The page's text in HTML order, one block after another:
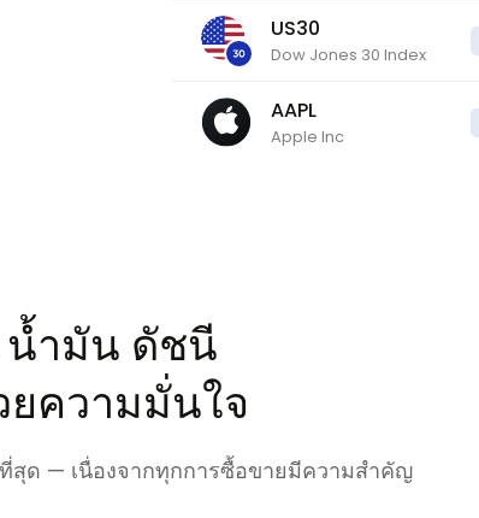
US30
Dow Jones 30 Index
AAPL
Apple Inc
ำมัน ดัชนี
ความมั่นใจ
สุด — เนื่องจากทุกการซื้อขายมีความสำคัญ